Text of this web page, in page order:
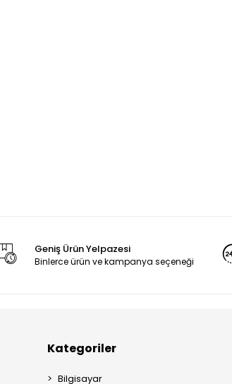
Geniş Ürün Yelpazesi
Binlerce ürün ve kampanya seçeneği
Kategoriler
Bilgisayar